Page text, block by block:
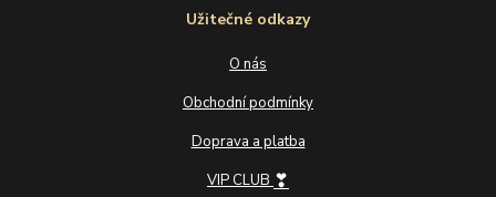
Užitečné odkazy
O nás
Obchodní podmínky
Doprava a platba
VIP CLUB ❣